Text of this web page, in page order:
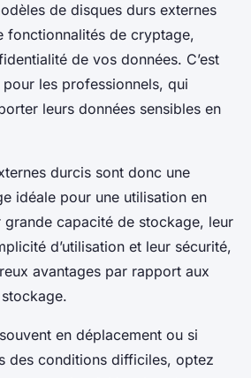
de disques durs externes
fonctionnalités de cryptage,
de vos données. C’est
les professionnels, qui
leurs données sensibles en
durcis sont donc une
idéale pour une utilisation en
grande capacité de stockage, leur
d’utilisation et leur sécurité,
avantages par rapport aux
en déplacement ou si
des conditions difficiles, optez